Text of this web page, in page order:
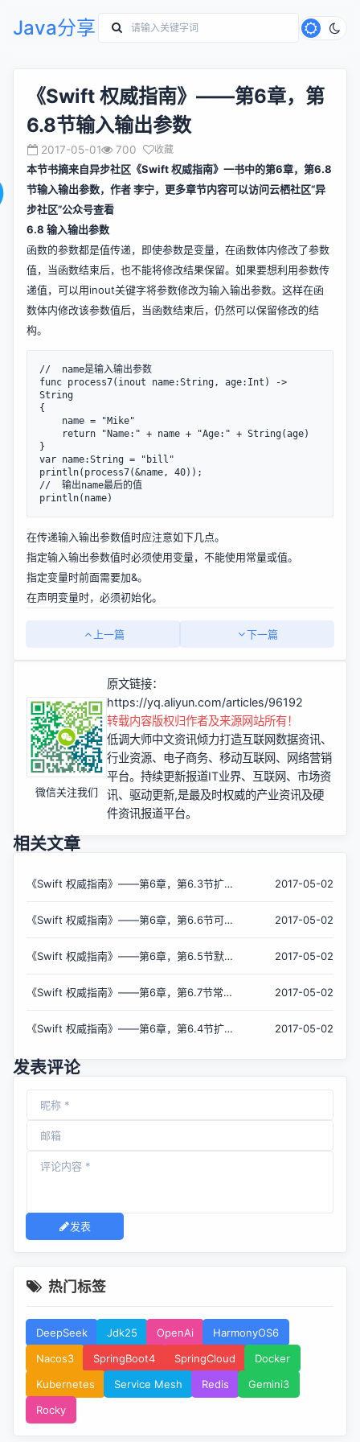
Java分享
《Swift 权威指南》——第6章，第
6.8节输入输出参数
2017-05-01 700 收藏
本节书摘来自异步社区《Swift 权威指南》一书中的第6章，第6.8
节输入输出参数，作者 李宁，更多章节内容可以访问云栖社区“异
步社区”公众号查看
6.8 输入输出参数
函数的参数都是值传递，即使参数是变量，在函数体内修改了参数
值，当函数结束后，也不能将修改结果保留。如果要想利用参数传
递值，可以用inout关键字将参数修改为输入输出参数。这样在函
数体内修改该参数值后，当函数结束后，仍然可以保留修改的结
构。
//  name是输入输出参数
func process7(inout name:String, age:Int) ->
String
{
}
var name:String = "bill"
println(process7(&name, 40));
//  输出name最后的值
println(name)
在传递输入输出参数值时应注意如下几点。
指定输入输出参数值时必须使用变量，不能使用常量或值。
指定变量时前面需要加&。
在声明变量时，必须初始化。
上一篇 下一篇
微信关注我们
原文链接：
https://yq.aliyun.com/articles/96192
转载内容版权归作者及来源网站所有！
低调大师中文资讯倾力打造互联网数据资讯、
行业资源、电子商务、移动互联网、网络营销
平台。持续更新报道IT业界、互联网、市场资
讯、驱动更新,是最及时权威的产业资讯及硬
件资讯报道平台。
相关文章
《Swift 权威指南》——第6章，第6.3节扩展
2017-05-02
《Swift 权威指南》——第6章，第6.6节可变
2017-05-02
《Swift 权威指南》——第6章，第6.5节默认
2017-05-02
《Swift 权威指南》——第6章，第6.7节常量
2017-05-02
《Swift 权威指南》——第6章，第6.4节扩展
2017-05-02
发表评论
发表
热门标签
DeepSeek Jdk25 OpenAi
HarmonyOS6
Nacos3
SpringBoot4 SpringCloud
Docker
Kubernetes
Service Mesh Redis
Gemini3
Rocky